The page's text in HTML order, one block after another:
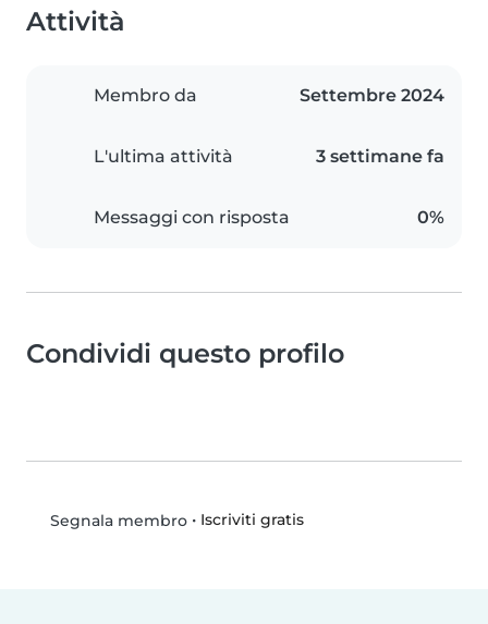
Attività
Membro da Settembre 2024
L'ultima attività 3 settimane fa
Messaggi con risposta 0%
Condividi questo profilo
Segnala membro• Iscriviti gratis